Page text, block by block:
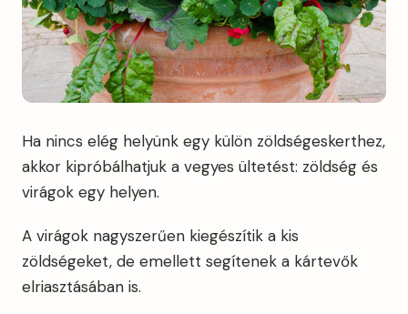
Ha nincs elég helyünk egy külön zöldségeskerthez,
akkor kipróbálhatjuk a vegyes ültetést: zöldség és
virágok egy helyen.
A virágok nagyszerűen kiegészítik a kis
zöldségeket, de emellett segítenek a kártevők
elriasztásában is.